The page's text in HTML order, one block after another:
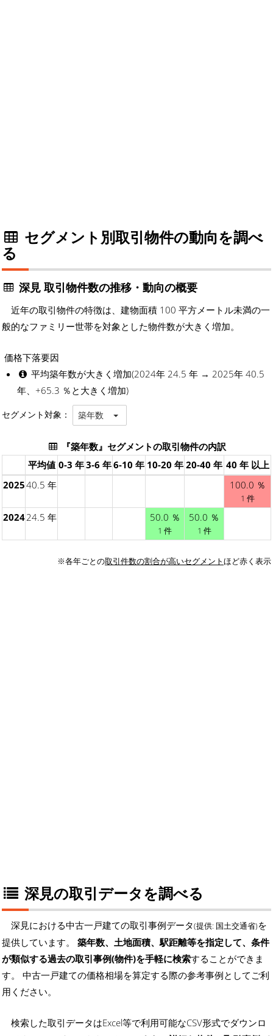
セグメント別取引物件の動向を調べ
る
深見 取引物件数の推移・動向の概要
近年の取引物件の特徴は、建物面積 100 平方メートル未満の一
般的なファミリー世帯を対象とした物件数が大きく増加。
価格下落要因
平均築年数が大きく増加(2024年 24.5 年 → 2025年 40.5
年、+65.3 ％と大きく増加)
セグメント対象： 築年数
『築年数』セグメントの取引物件の内訳
平均値 0-3 年3-6 年6-10 年 10-20 年 20-40 年 40 年 以上
202540.5 年 100.0 ％
1 件
202424.5 年 50.0 ％
1 件
50.0 ％
1 件
※各年ごとの取引件数の割合が高いセグメントほど赤く表示
深見の取引データを調べる
深見における中古一戸建ての取引事例データ(提供: 国土交通省)を
提供しています。 築年数、土地面積、駅距離等を指定して、条件
が類似する過去の取引事例(物件)を手軽に検索することができま
す。 中古一戸建ての価格相場を算定する際の参考事例としてご利
用ください。
検索した取引データはExcel等で利用可能なCSV形式でダウンロ